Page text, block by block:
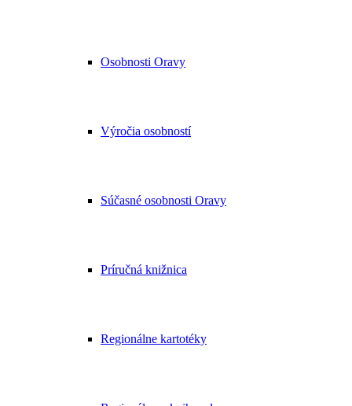
Osobnosti Oravy
Výročia osobností
Súčasné osobnosti Oravy
Príručná knižnica
Regionálne kartotéky